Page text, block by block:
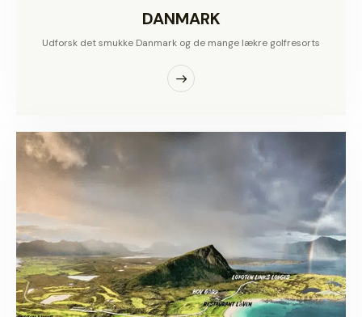
DANMARK
Udforsk det smukke Danmark og de mange lækre golfresorts